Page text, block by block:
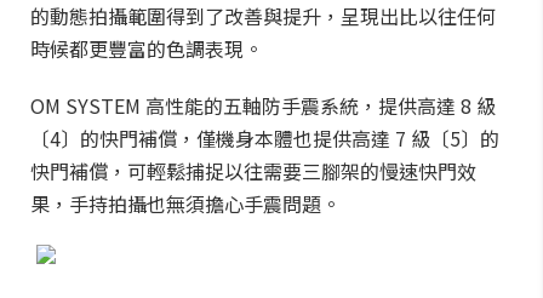
的動態拍攝範圍得到了改善與提升，呈現出比以往任何
時候都更豐富的色調表現。
OM SYSTEM 高性能的五軸防手震系統，提供高達 8 級
〔4〕的快門補償，僅機身本體也提供高達 7 級〔5〕的
快門補償，可輕鬆捕捉以往需要三腳架的慢速快門效
果，手持拍攝也無須擔心手震問題。